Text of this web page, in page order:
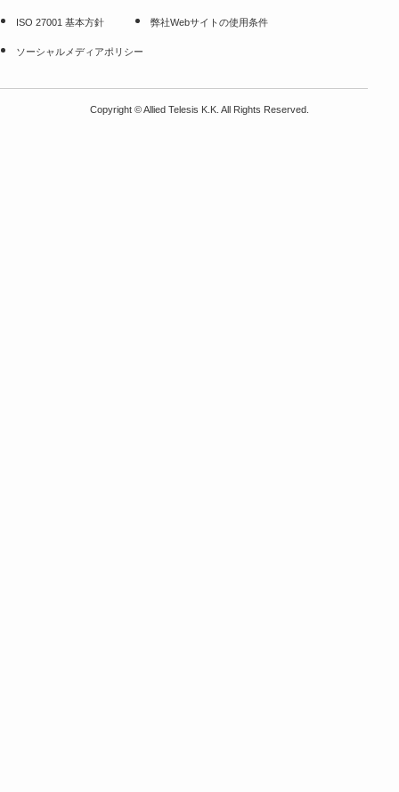
ISO 27001 基本方針 弊社Webサイトの使用条件
ソーシャルメディアポリシー
Copyright ©Allied Telesis K.K. All Rights Reserved.